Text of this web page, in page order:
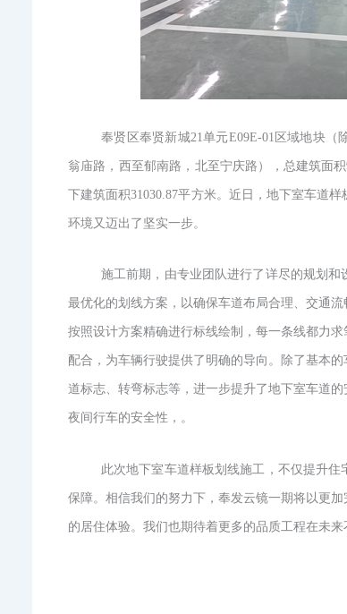
奉贤区奉贤新城21单元E09E-01区域地块
翁庙路，西至郁南路，北至宁庆路），总建筑面
下建筑面积31030.87平方米。近日，地下室车道
环境又迈出了坚实一步。
施工前期，由专业团队进行了详尽的规划
最优化的划线方案，以确保车道布局合理、交通
按照设计方案精确进行标线绘制，每一条线都力
配合，为车辆行驶提供了明确的导向。除了基本
道标志、转弯标志等，进一步提升了地下室车道
夜间行车的安全性，。
此次地下室车道样板划线施工，不仅提升
保障。相信我们的努力下，奉发云镜一期将以更
的居住体验。我们也期待着更多的品质工程在未